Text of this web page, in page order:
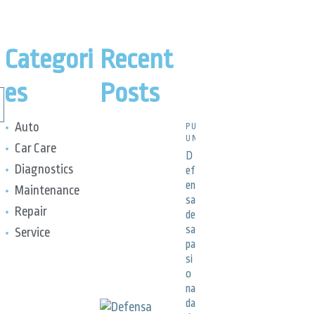
Categori
es
Auto
Car Care
Diagnostics
Maintenance
Repair
Service
Recent
Posts
PUBLICACIONES,
UNCATEGORIZED
D
ef
en
sa
de
sa
pa
si
o
na
da